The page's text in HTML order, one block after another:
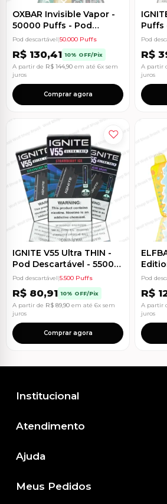
OXBAR Invisible Vapor -
50000 Puffs - Pod
Descartável
Pod descartável|50.000 Puffs
R$ 130,41 10% OFF/Pix
A partir de R$ 144,90 em até 6x sem
juros
Comprar agora
Puffs
Pod
R$
A partir
juros
IGNITE V55 Ultra THIN -
Pod Descartável - 5500
Puffs
Pod descartável|5.500 Puffs
R$ 80,91 10% OFF/Pix
A partir de R$ 89,90 em até 6x sem
juros
Comprar agora
Pod
Pod
R$
A partir
juros
Institucional
Atendimento​
Ajuda
Meus Pedidos